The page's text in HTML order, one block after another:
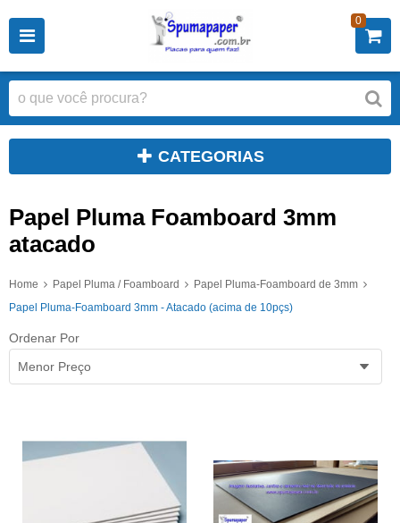
0
CATEGORIAS
Papel Pluma Foamboard 3mm
atacado
Home Papel Pluma / Foamboard
Papel Pluma-Foamboard de 3mm
Papel Pluma-Foamboard 3mm - Atacado (acima de 10pçs)
Ordenar Por
Menor Preço